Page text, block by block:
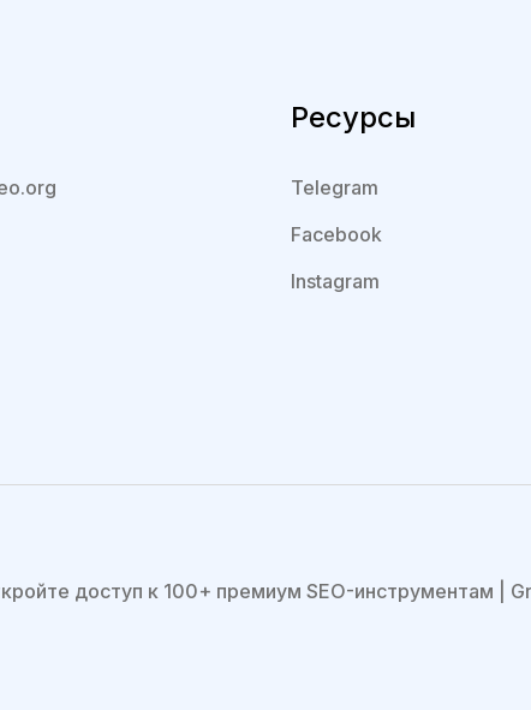
Ресурсы
Telegram
Facebook
Instagram
доступ к 100+ премиум SEO-инструментам |